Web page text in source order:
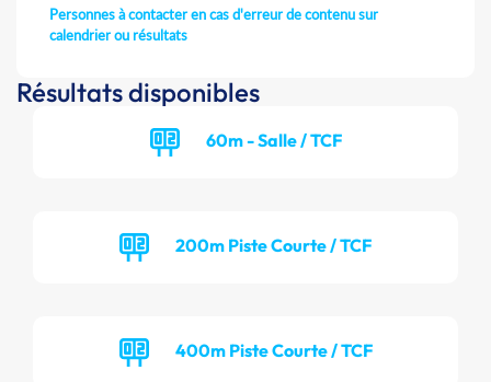
Personnes à contacter en cas d'erreur de contenu sur
calendrier ou résultats
Résultats disponibles
60m - Salle / TCF
200m Piste Courte / TCF
400m Piste Courte / TCF